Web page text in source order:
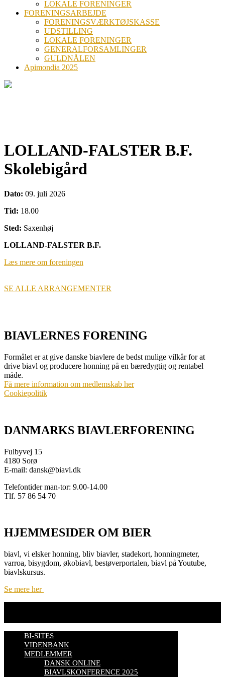
LOKALE FORENINGER
FORENINGSARBEJDE
FORENINGSVÆRKTØJSKASSE
UDSTILLING
LOKALE FORENINGER
GENERALFORSAMLINGER
GULDNÅLEN
Apimondia 2025
LOLLAND-FALSTER B.F.
Skolebigård
Dato: 09. juli 2026
Tid: 18.00
Sted: Saxenhøj
LOLLAND-FALSTER B.F.
Læs mere om foreningen
SE ALLE ARRANGEMENTER
BIAVLERNES FORENING
Formålet er at give danske biavlere de bedst mulige vilkår for at
drive biavl og producere honning på en bæredygtig og rentabel
måde.
Få mere information om medlemskab her
Cookiepolitik
DANMARKS BIAVLERFORENING
Fulbyvej 15
4180 Sorø
E-mail: dansk@biavl.dk
Telefontider man-tor: 9.00-14.00
Tlf. 57 86 54 70
HJEMMESIDER OM BIER
biavl, vi elsker honning, bliv biavler, stadekort, honningmeter,
varroa, bisygdom, økobiavl, bestøverportalen, biavl på Youtube,
biavlskursus.
Se mere her
BI-SITES
VIDENBANK
MEDLEMMER
DANSK ONLINE
BIAVLSKONFERENCE 2025